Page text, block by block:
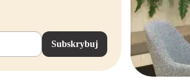
Subskrybuj